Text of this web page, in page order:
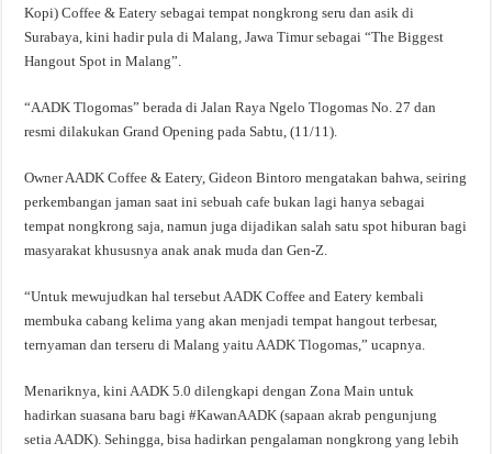
Kopi) Coffee & Eatery sebagai tempat nongkrong seru dan asik di
Surabaya, kini hadir pula di Malang, Jawa Timur sebagai “The Biggest
Hangout Spot in Malang”.
“AADK Tlogomas” berada di Jalan Raya Ngelo Tlogomas No. 27 dan
resmi dilakukan Grand Opening pada Sabtu, (11/11).
Owner AADK Coffee & Eatery, Gideon Bintoro mengatakan bahwa, seiring
perkembangan jaman saat ini sebuah cafe bukan lagi hanya sebagai
tempat nongkrong saja, namun juga dijadikan salah satu spot hiburan bagi
masyarakat khususnya anak anak muda dan Gen-Z.
“Untuk mewujudkan hal tersebut AADK Coffee and Eatery kembali
membuka cabang kelima yang akan menjadi tempat hangout terbesar,
ternyaman dan terseru di Malang yaitu AADK Tlogomas,” ucapnya.
Menariknya, kini AADK 5.0 dilengkapi dengan Zona Main untuk
hadirkan suasana baru bagi #KawanAADK (sapaan akrab pengunjung
setia AADK). Sehingga, bisa hadirkan pengalaman nongkrong yang lebih